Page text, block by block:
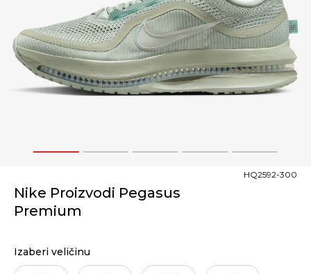
1 2 3 4 5
Nike Proizvodi Pegasus
Premium
HQ2592-300
Izaberi veličinu